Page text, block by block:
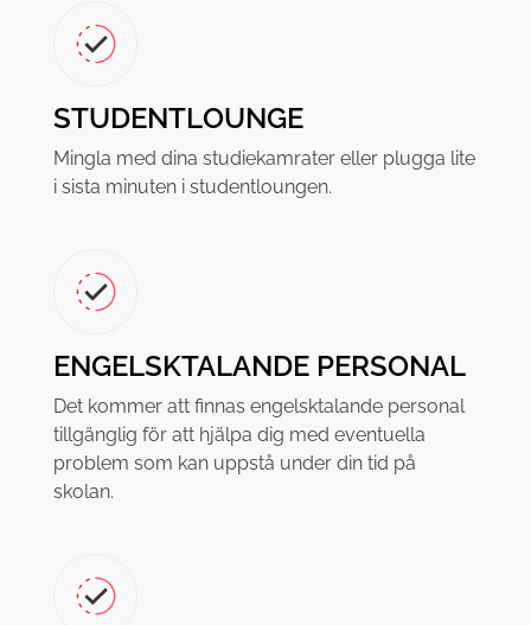
STUDENTLOUNGE
Mingla med dina studiekamrater eller plugga lite
i sista minuten i studentloungen.
ENGELSKTALANDE PERSONAL
Det kommer att finnas engelsktalande personal
tillgänglig för att hjälpa dig med eventuella
problem som kan uppstå under din tid på
skolan.